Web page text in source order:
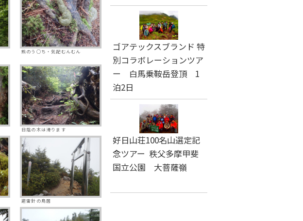
熊のう○ち・気配むんむん
日陰の木は滑ります
避雷針の鳥居
ゴアテックスブランド 特
別コラボレーションツア
ー 白馬乗鞍岳登頂 1
泊2日
好日山荘100名山選定記
念ツアー 秩父多摩甲斐
国立公園 大菩薩嶺